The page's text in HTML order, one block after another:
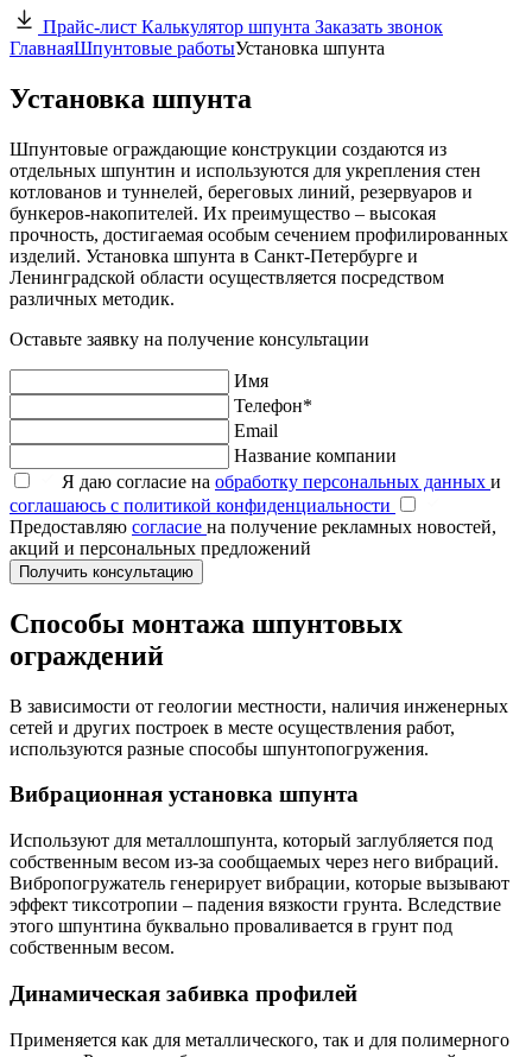
Прайс-лист Калькулятор шпунта Заказать звонок
ГлавнаяШпунтовые работыУстановка шпунта
Установка шпунта
Шпунтовые ограждающие конструкции создаются из
отдельных шпунтин и используются для укрепления стен
котлованов и туннелей, береговых линий, резервуаров и
бункеров-накопителей. Их преимущество – высокая
прочность, достигаемая особым сечением профилированных
изделий. Установка шпунта в Санкт-Петербурге и
Ленинградской области осуществляется посредством
различных методик.
Оставьте заявку на получение консультации
Имя
Телефон*
Email
Название компании
Я даю согласие на обработку персональных данных и
соглашаюсь с политикой конфиденциальности
Предоставляю согласие на получение рекламных новостей,
акций и персональных предложений
Получить консультацию
Способы монтажа шпунтовых
ограждений
В зависимости от геологии местности, наличия инженерных
сетей и других построек в месте осуществления работ,
используются разные способы шпунтопогружения.
Вибрационная установка шпунта
Используют для металлошпунта, который заглубляется под
собственным весом из-за сообщаемых через него вибраций.
Вибропогружатель генерирует вибрации, которые вызывают
эффект тиксотропии – падения вязкости грунта. Вследствие
этого шпунтина буквально проваливается в грунт под
собственным весом.
Динамическая забивка профилей
Применяется как для металлического, так и для полимерного